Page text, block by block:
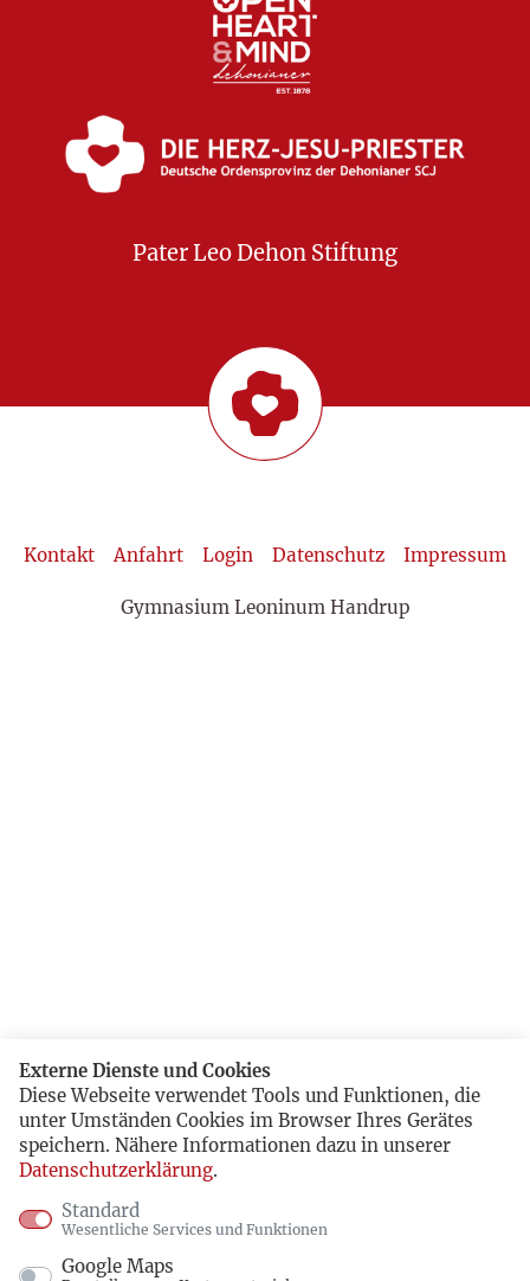
Pater Leo Dehon Stiftung
Kontakt Anfahrt Login Datenschutz Impressum
Gymnasium Leoninum Handrup
Externe Dienste und Cookies
Diese Webseite verwendet Tools und Funktionen, die
unter Umständen Cookies im Browser Ihres Gerätes
speichern. Nähere Informationen dazu in unserer
Datenschutzerklärung.
Standard
Wesentliche Services und Funktionen
Google Maps